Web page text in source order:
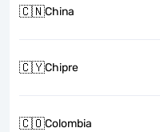
🇨🇳China
🇨🇾Chipre
🇨🇴Colombia